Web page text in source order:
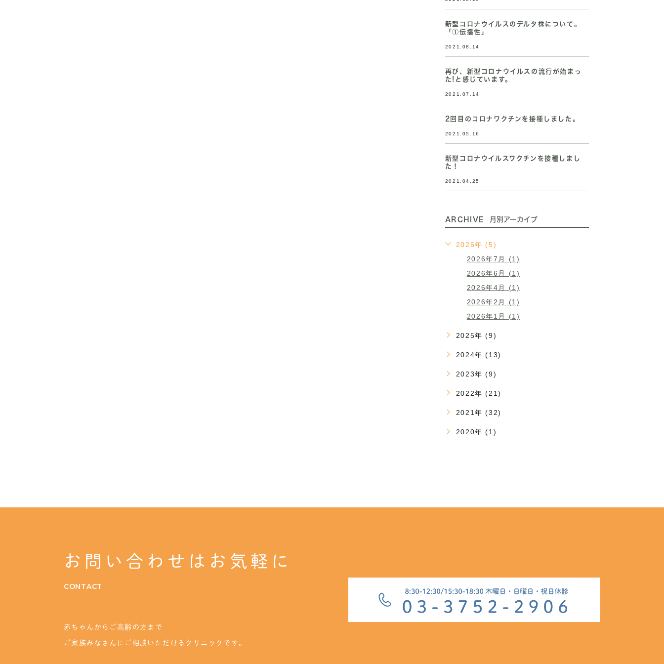
新型コロナウイルスのデルタ株について。
「①伝播性」
2021.08.14
再び、新型コロナウイルスの流行が始まっ
た!と感じています。
2021.07.14
2回目のコロナワクチンを接種しました。
2021.05.16
新型コロナウイルスワクチンを接種しまし
た！
2021.04.25
ARCHIVE 月別アーカイブ
2026年 (5)
2026年7月 (1)
2026年6月 (1)
2026年4月 (1)
2026年2月 (1)
2026年1月 (1)
2025年 (9)
2024年 (13)
2023年 (9)
2022年 (21)
2021年 (32)
2020年 (1)
お問い合わせは お気軽に
CONTACT
赤ちゃんからご高齢の方まで
ご家族みなさんにご相談いただけるクリニックです。